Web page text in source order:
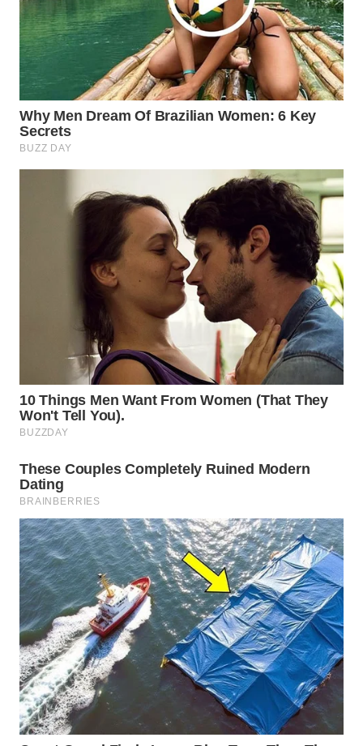
WN
MADURA
WN
SURABAYA
WN
NATUNA
BINTAN
MANDALIKA
LIKUPANG
LABUANBAJO
WN
Wahana
Group
WAHANA
NEWS
WAHANA
TANI
WAHANA
ADVOKAT
WAHANA